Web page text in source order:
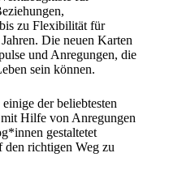
zu Flexibilität für
Die neuen Karten
und Anregungen, die
sein können.
der beliebtesten
Hilfe von Anregungen
gestaltetet
richtigen Weg zu